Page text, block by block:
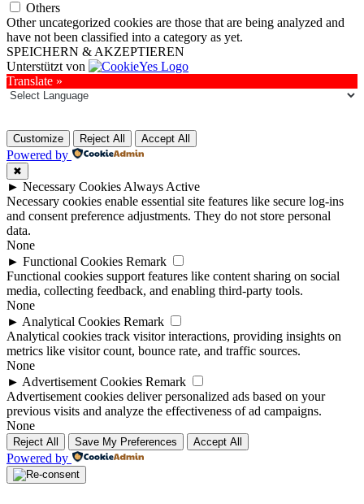
Others
Other uncategorized cookies are those that are being analyzed and
have not been classified into a category as yet.
SPEICHERN & AKZEPTIEREN
Unterstützt von
Translate »
Customize Reject All Accept All
Powered by
✖
► Necessary Cookies Always Active
Necessary cookies enable essential site features like secure log-ins
and consent preference adjustments. They do not store personal
data.
None
► Functional Cookies Remark
Functional cookies support features like content sharing on social
media, collecting feedback, and enabling third-party tools.
None
► Analytical Cookies Remark
Analytical cookies track visitor interactions, providing insights on
metrics like visitor count, bounce rate, and traffic sources.
None
► Advertisement Cookies Remark
Advertisement cookies deliver personalized ads based on your
previous visits and analyze the effectiveness of ad campaigns.
None
Reject All Save My Preferences Accept All
Powered by